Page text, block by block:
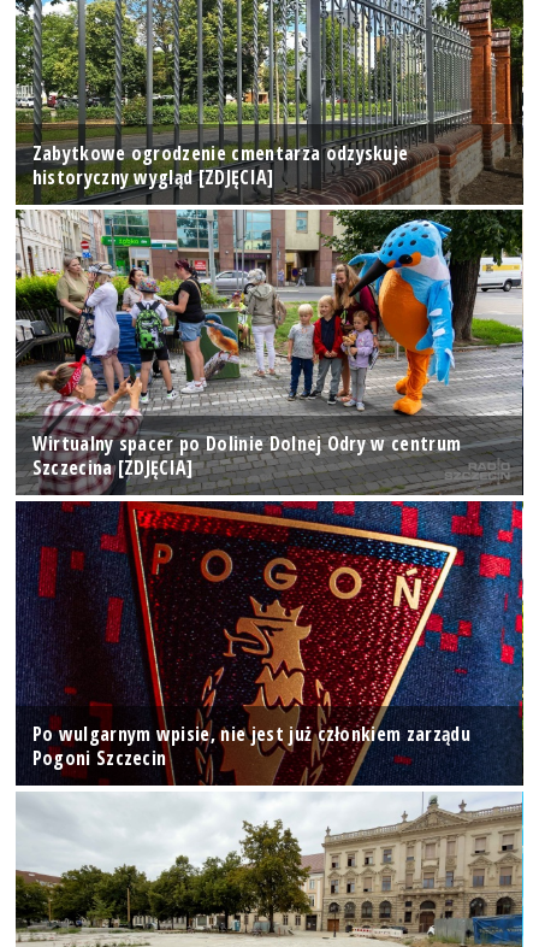
Zabytkowe ogrodzenie cmentarza odzyskuje
historyczny wygląd [ZDJĘCIA]
Wirtualny spacer po Dolinie Dolnej Odry w centrum
Szczecina [ZDJĘCIA]
Po wulgarnym wpisie, nie jest już członkiem zarządu
Pogoni Szczecin